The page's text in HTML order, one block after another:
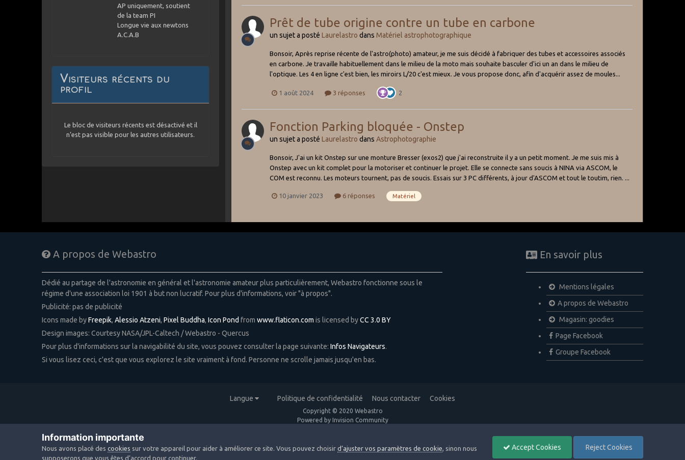
AP uniquement, soutient
de la team PI
Longue vie aux newtons
A.C.A.B
Visiteurs récents du
profil
Le bloc de visiteurs récents est désactivé et il
n’est pas visible pour les autres utilisateurs.
Prêt de tube origine contre un tube en carbone
un sujet a postéLaurelastro dansMatériel astrophotographique
Bonsoir, Après reprise récente de l'astro(photo) amateur, je me suis décidé à fabriquer des tubes et accessoires associés
en carbone. Je travaille habituellement dans le milieu de la moto mais souhaite basculer d'ici un an dans le milieu de
l'optique. Les 4 en ligne c'est bien, les miroirs L/20 c'est mieux. Je vous propose donc, afin d'acquérir assez de moules...
1 août 2024 3 réponses 2
Fonction Parking bloquée - Onstep
un sujet a postéLaurelastro dansAstrophotographie
Bonsoir, J'ai un kit Onstep sur une monture Bresser (exos2) que j'ai reconstruite il y a un petit moment. Je me suis mis à
Onstep avec un kit complet pour la motoriser et continuer le projet. Elle se connecte sans soucis à NINA via ASCOM, le
COM est reconnu. Les moteurs tournent, pas de soucis. Essais sur 3 PC différents, à jour d'ASCOM et tout le toutim, rien. ...
10 janvier 2023 6 réponses Matériel
A propos de Webastro
Dédié au partage de l'astronomie en général et l'astronomie amateur plus particulièrement, Webastro fonctionne sous le
régime d'une association loi 1901 à but non lucratif. Pour plus d'informations, voir "à propos".
Publicité: pas de publicité
Icons made byFreepik, Alessio Atzeni, Pixel Buddha, Icon Pond from www.flaticon.com is licensed byCC 3.0 BY
Design images: Courtesy NASA/JPL-Caltech / Webastro - Quercus
Pour plus d'informations sur la navigabilité du site, vous pouvez consulter la page suivante: Infos Navigateurs.
Si vous lisez ceci, c'est que vous explorez le site vraiment à fond. Personne ne scrolle jamais jusqu'en bas.
En savoir plus
Mentions légales
A propos de Webastro
Magasin: goodies
Page Facebook
Groupe Facebook
Langue Politique de confidentialité Nous contacter Cookies
Copyright © 2020 Webastro
Powered by Invision Community
Information importante
Nous avons placé descookies sur votre appareil pour aider à améliorer ce site. Vous pouvez choisird’ajuster vos paramètres de cookie, sinon nous
supposerons que vous êtes d’accord pour continuer.
Accept Cookies Reject Cookies